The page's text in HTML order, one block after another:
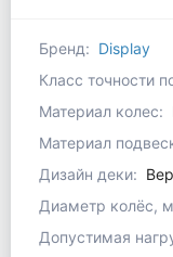
Бренд: Display
Класс точности
Материал колес:
Материал
Дизайн деки:
Диаметр колёс,
Допустимая